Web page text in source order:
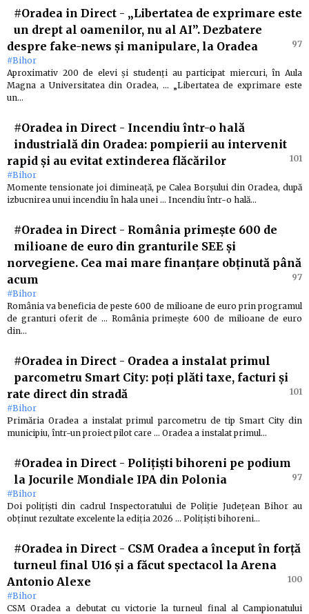
#Oradea in Direct - „Libertatea de exprimare este
un drept al oamenilor, nu al AI”. Dezbatere
despre fake-news și manipulare, la Oradea
97
#Bihor
Aproximativ 200 de elevi și studenți au participat miercuri, în Aula
Magna a Universitatea din Oradea, … „Libertatea de exprimare este
un…
#Oradea in Direct - Incendiu într-o hală
industrială din Oradea: pompierii au intervenit
rapid și au evitat extinderea flăcărilor
101
#Bihor
Momente tensionate joi dimineață, pe Calea Borșului din Oradea, după
izbucnirea unui incendiu în hala unei … Incendiu într-o hală…
#Oradea in Direct - România primește 600 de
milioane de euro din granturile SEE și
norvegiene. Cea mai mare finanțare obținută până
acum
97
#Bihor
România va beneficia de peste 600 de milioane de euro prin programul
de granturi oferit de … România primește 600 de milioane de euro
din…
#Oradea in Direct - Oradea a instalat primul
parcometru Smart City: poți plăti taxe, facturi și
rate direct din stradă
101
#Bihor
Primăria Oradea a instalat primul parcometru de tip Smart City din
municipiu, într-un proiect pilot care … Oradea a instalat primul…
#Oradea in Direct - Polițiști bihoreni pe podium
la Jocurile Mondiale IPA din Polonia
97
#Bihor
Doi polițiști din cadrul Inspectoratului de Poliție Județean Bihor au
obținut rezultate excelente la ediția 2026 … Polițiști bihoreni…
#Oradea in Direct - CSM Oradea a început în forță
turneul final U16 și a făcut spectacol la Arena
Antonio Alexe
100
#Bihor
CSM Oradea a debutat cu victorie la turneul final al Campionatului